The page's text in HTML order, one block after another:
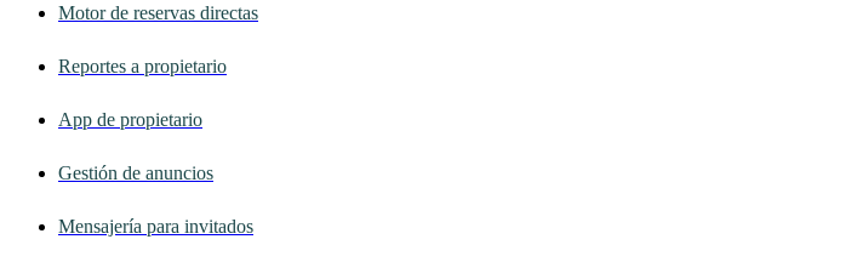
Motor de reservas directas
Reportes a propietario
App de propietario
Gestión de anuncios
Mensajería para invitados